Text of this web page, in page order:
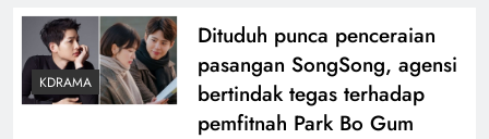
KDRAMA
Dituduh punca penceraian
pasangan SongSong, agensi
bertindak tegas terhadap
pemfitnah Park Bo Gum